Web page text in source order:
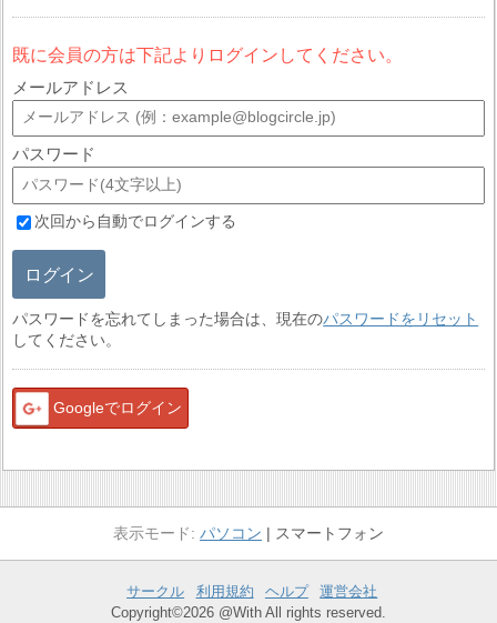
既に会員の方は下記よりログインしてください。
メールアドレス
パスワード
次回から自動でログインする
ログイン
パスワードを忘れてしまった場合は、現在のパスワードをリセット
してください。
Googleでログイン
パソコン スマートフォン
サークル 利用規約 ヘルプ
運営会社
Copyright©2026 @With All rights reserved.